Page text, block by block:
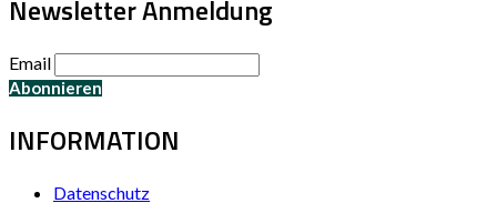
Newsletter Anmeldung
Email
INFORMATION
Datenschutz